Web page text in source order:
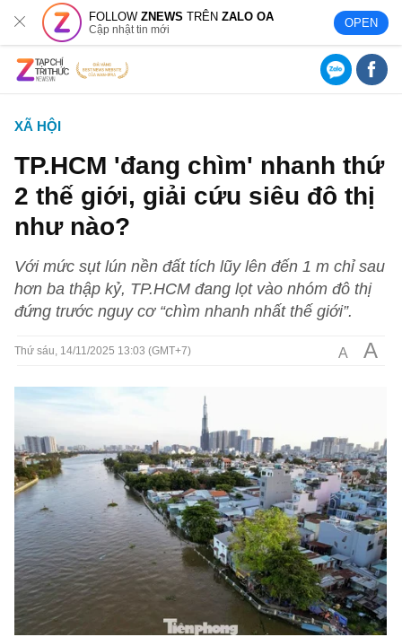
FOLLOWZNEWS TRÊNZALO OA
Cập nhật tin mới OPEN
XÃ HỘI
TP.HCM 'đang chìm' nhanh thứ
2 thế giới, giải cứu siêu đô thị
như nào?
Với mức sụt lún nền đất tích lũy lên đến 1 m chỉ sau
hơn ba thập kỷ, TP.HCM đang lọt vào nhóm đô thị
đứng trước nguy cơ “chìm nhanh nhất thế giới”.
Thứ sáu, 14/11/2025 13:03 (GMT+7) A A